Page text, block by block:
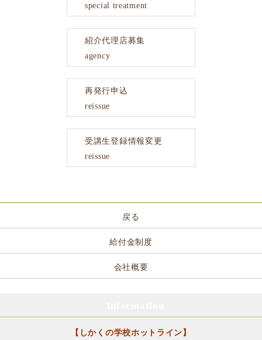
special treatment
紹介代理店募集
agency
再発行申込
reissue
受講生登録情報変更
reissue
戻る
給付金制度
会社概要
【しかくの学校ホットライン】